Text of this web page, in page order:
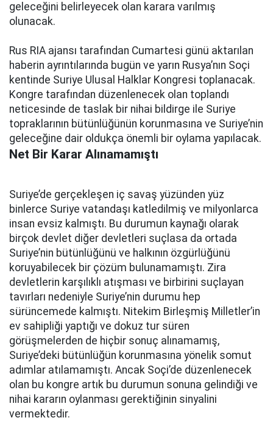
geleceğini belirleyecek olan karara varılmış
olunacak.
Rus RIA ajansı tarafından Cumartesi günü aktarılan
haberin ayrıntılarında bugün ve yarın Rusya’nın Soçi
kentinde Suriye Ulusal Halklar Kongresi toplanacak.
Kongre tarafından düzenlenecek olan toplandı
neticesinde de taslak bir nihai bildirge ile Suriye
topraklarının bütünlüğünün korunmasına ve Suriye’nin
geleceğine dair oldukça önemli bir oylama yapılacak.
Net Bir Karar Alınamamıştı
Suriye’de gerçekleşen iç savaş yüzünden yüz
binlerce Suriye vatandaşı katledilmiş ve milyonlarca
insan evsiz kalmıştı. Bu durumun kaynağı olarak
birçok devlet diğer devletleri suçlasa da ortada
Suriye’nin bütünlüğünü ve halkının özgürlüğünü
koruyabilecek bir çözüm bulunamamıştı. Zira
devletlerin karşılıklı atışması ve birbirini suçlayan
tavırları nedeniyle Suriye’nin durumu hep
sürüncemede kalmıştı. Nitekim Birleşmiş Milletler’in
ev sahipliği yaptığı ve dokuz tur süren
görüşmelerden de hiçbir sonuç alınamamış,
Suriye’deki bütünlüğün korunmasına yönelik somut
adımlar atılamamıştı. Ancak Soçi’de düzenlenecek
olan bu kongre artık bu durumun sonuna gelindiği ve
nihai kararın oylanması gerektiğinin sinyalini
vermektedir.